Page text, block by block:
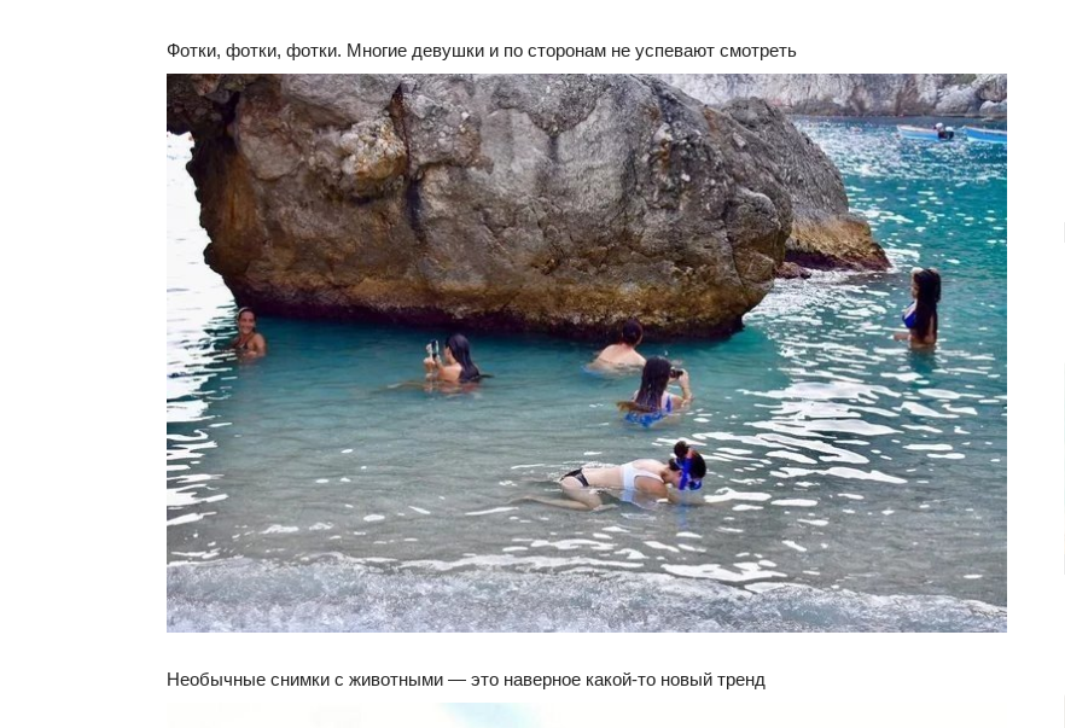
Фотки, фотки, фотки. Многие девушки и по сторонам не успевают смотреть
Необычные снимки с животными — это наверное какой-то новый тренд